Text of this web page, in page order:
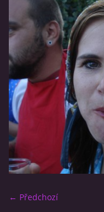
VIDLÁCKÝ VÍCEBOJ
OTEVÍRACÍ DOBA
VIDLÁCKÝ VÍCEBOJ
DRBNY 4/2020
VIDLÁCKÝ VÍCEBOJ
CO SI U NÁS DÁTE?
← Předchozí